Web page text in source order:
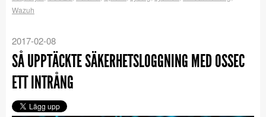
Wazuh
2017-02-08
SÅ UPPTÄCKTE SÄKERHETSLOGGNING MED OSSEC
ETT INTRÅNG